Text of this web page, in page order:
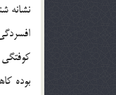
نشانه
بوده